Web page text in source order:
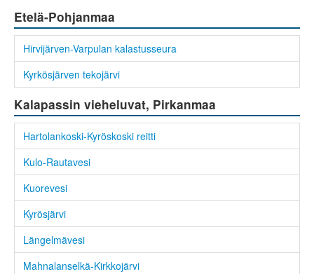
Etelä-Pohjanmaa
Hirvijärven-Varpulan kalastusseura
Kyrkösjärven tekojärvi
Kalapassin vieheluvat, Pirkanmaa
Hartolankoski-Kyröskoski reitti
Kulo-Rautavesi
Kuorevesi
Kyrösjärvi
Längelmävesi
Mahnalanselkä-Kirkkojärvi